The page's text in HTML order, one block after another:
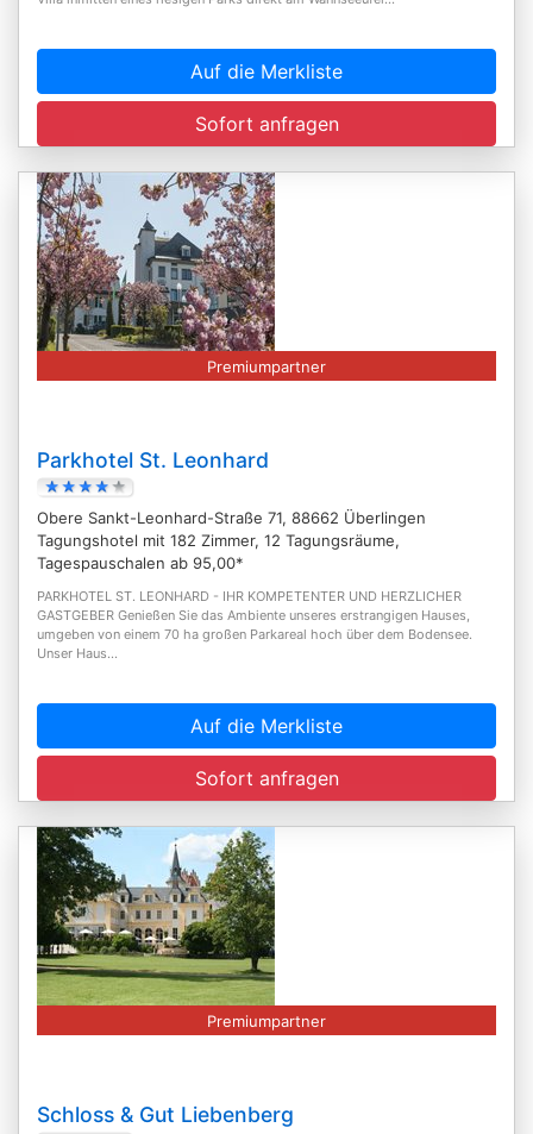
Auf die Merkliste
Sofort anfragen
Premiumpartner
Parkhotel St. Leonhard
Obere Sankt-Leonhard-Straße 71, 88662 Überlingen
Tagungshotel mit 182 Zimmer, 12 Tagungsräume,
Tagespauschalen ab 95,00*
PARKHOTEL ST. LEONHARD - IHR KOMPETENTER UND HERZLICHER
GASTGEBER Genießen Sie das Ambiente unseres erstrangigen Hauses,
umgeben von einem 70 ha großen Parkareal hoch über dem Bodensee.
Unser Haus...
Auf die Merkliste
Sofort anfragen
Premiumpartner
Schloss & Gut Liebenberg